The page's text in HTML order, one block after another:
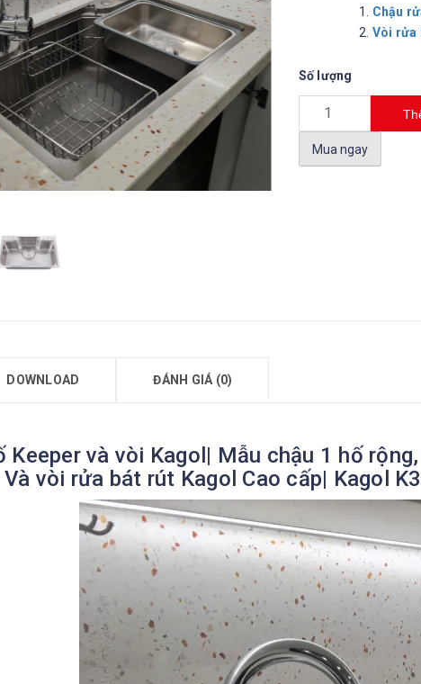
Chậu
Vòi rửa
Số lượng
Mua ngay
DOWNLOAD ĐÁNH GIÁ (0)
Keeper và vòi Kagol| Mẫu chậu 1 hố
vòi rửa bát rút Kagol Cao cấp| Kagol